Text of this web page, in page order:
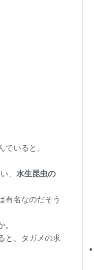
いると、
、 水生昆虫の
有名なのだそう
と、タガメの求